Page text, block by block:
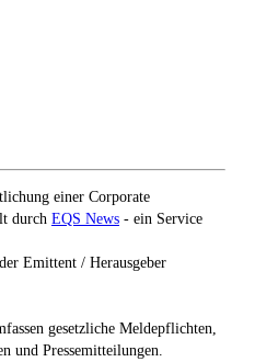
einer Corporate
durch EQS News - ein Service
Emittent / Herausgeber
gesetzliche Meldepflichten,
und Pressemitteilungen.